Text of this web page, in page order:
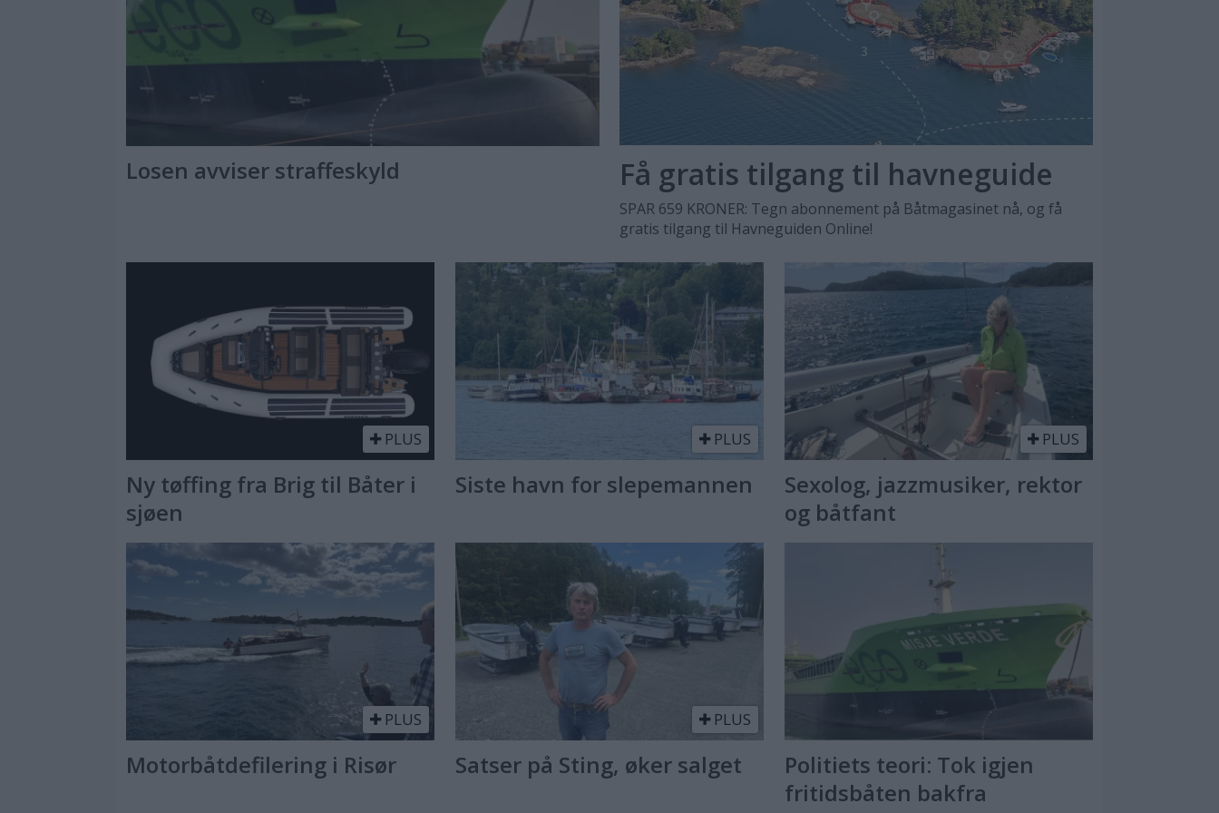
Losen avviser straffeskyld Få gratis tilgang til havneguide
SPAR 659 KRONER: Tegn abonnement på Båtmagasinet nå, og få
gratis tilgang til Havneguiden Online!
PLUS
Ny tøffing fra Brig til Båter i
sjøen
PLUS
Siste havn for slepemannen
PLUS
Sexolog, jazzmusiker, rektor
og båtfant
PLUS
Motorbåtdefilering i Risør
PLUS
Satser på Sting, øker salget
Politiets teori: Tok igjen
fritidsbåten bakfra